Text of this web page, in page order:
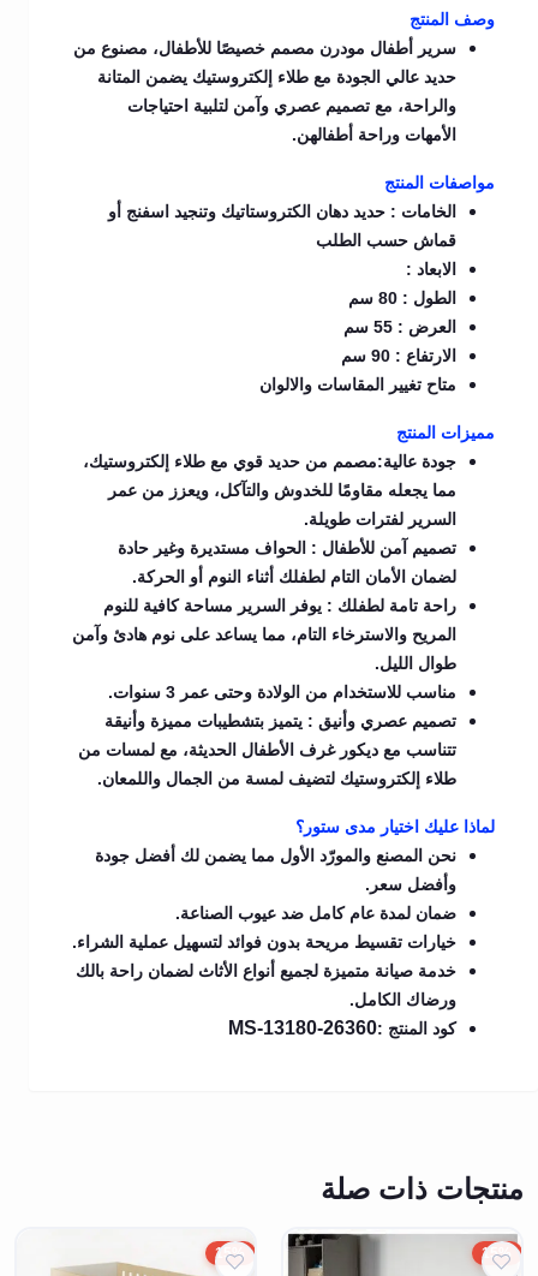
وصف المنتج
سرير أطفال مودرن مصمم خصيصًا للأطفال، مصنوع من
حديد عالي الجودة مع طلاء إلكتروستيك يضمن المتانة
والراحة، مع تصميم عصري وآمن لتلبية احتياجات
الأمهات وراحة أطفالهن.
مواصفات المنتج
الخامات : حديد دهان الكتروستاتيك وتنجيد اسفنج أو
قماش حسب الطلب
الابعاد :
الطول : 80 سم
العرض : 55 سم
الارتفاع : 90 سم
متاح تغيير المقاسات والالوان
مميزات المنتج
جودة عالية:مصمم من حديد قوي مع طلاء إلكتروستيك،
مما يجعله مقاومًا للخدوش والتآكل، ويعزز من عمر
السرير لفترات طويلة.
تصميم آمن للأطفال : الحواف مستديرة وغير حادة
لضمان الأمان التام لطفلك أثناء النوم أو الحركة.
راحة تامة لطفلك : يوفر السرير مساحة كافية للنوم
المريح والاسترخاء التام، مما يساعد على نوم هادئ وآمن
طوال الليل.
مناسب للاستخدام من الولادة وحتى عمر 3 سنوات.
تصميم عصري وأنيق : يتميز بتشطيبات مميزة وأنيقة
تتناسب مع ديكور غرف الأطفال الحديثة، مع لمسات من
طلاء إلكتروستيك لتضيف لمسة من الجمال واللمعان.
لماذا عليك اختيار مدى ستور؟
نحن المصنع والمورّد الأول مما يضمن لك أفضل جودة
وأفضل سعر.
ضمان لمدة عام كامل ضد عيوب الصناعة.
خيارات تقسيط مريحة بدون فوائد لتسهيل عملية الشراء.
خدمة صيانة متميزة لجميع أنواع الأثاث لضمان راحة بالك
ورضاك الكامل.
كود المنتج :MS-13180-26360
منتجات ذات صلة
15%
15%